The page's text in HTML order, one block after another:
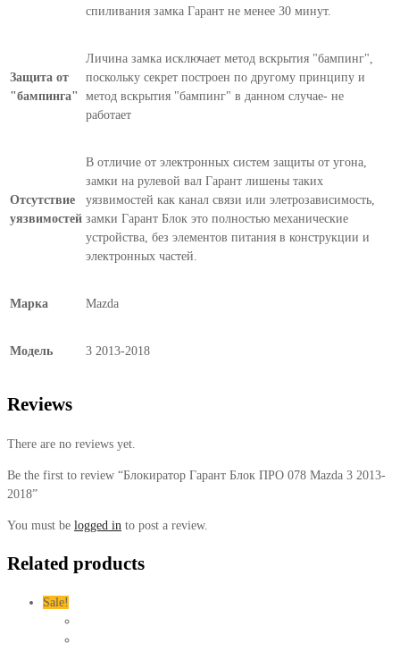
спиливания замка Гарант не менее 30 минут.
Защита от
"бампинга"
Личина замка исключает метод вскрытия "бампинг",
поскольку секрет построен по другому принципу и
метод вскрытия "бампинг" в данном случае- не
работает
Отсутствие
уязвимостей
В отличие от электронных систем защиты от угона,
замки на рулевой вал Гарант лишены таких
уязвимостей как канал связи или элетрозависимость,
замки Гарант Блок это полностью механические
устройства, без элементов питания в конструкции и
электронных частей.
Марка Mazda
Модель 3 2013-2018
Reviews
There are no reviews yet.
Be the first to review “Блокиратор Гарант Блок ПРО 078 Mazda 3 2013-
2018”
You must be logged in to post a review.
Related products
Sale!